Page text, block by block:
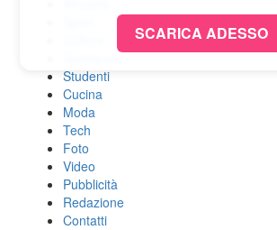
Attualità
Spettacolo
Studenti
Cucina
Moda
Tech
Foto
Video
Pubblicità
Redazione
Contatti
SCARICA ADESSO